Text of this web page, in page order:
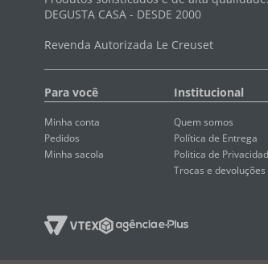
DEGUSTA CASA - DESDE 2000
Revenda Autorizada Le Creuset
Para você
Minha conta
Pedidos
Minha sacola
Institucional
Quem somos
Política de Entrega
Politica de
Trocas e devoluções